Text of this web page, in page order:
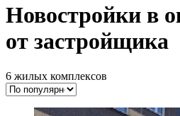
Новостройки в
от застройщика
6 жилых комплексов